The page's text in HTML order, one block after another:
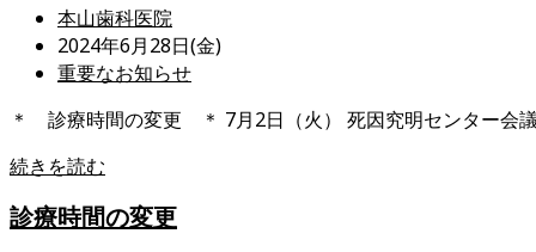
の
変
更
に
つ
投
稿
者:
本山歯科医院
投
稿
開
日:
2024年6月28日(金)
投
カ
テ
ゴ
リ
ー:
重要なお知らせ
＊ 診療時間の変更 ＊ 7月2日（火） 死因究明センター会
続きを読む
診
診療時間の変更